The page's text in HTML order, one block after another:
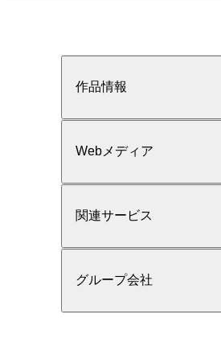
作品情報
Webメディア
関連サービス
グループ会社